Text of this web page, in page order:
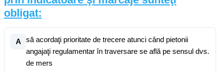
obligat:
A
să acordaţi prioritate de trecere atunci când pietonii
angajaţi regulamentar în traversare se află pe sensul dvs.
de mers